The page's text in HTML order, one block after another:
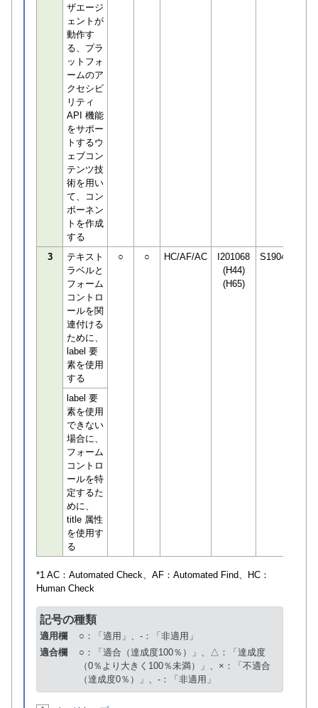
ザエージ
ェントが
動作す
る、プラ
ットフォ
ームのア
クセシビ
リティ
API 機能
をサポー
トするウ
ェブコン
テンツ技
術を用い
て、コン
ポーネン
トを作成
する
3
テキスト
ラベルと
フォーム
コントロ
ールを関
連付ける
ために、
label 要
素を使用
する
○ ○ HC/AF/AC
I201068
(H44)
(H65)
S190498
label 要
素を使用
できない
場合に、
フォーム
コントロ
ールを特
定するた
めに、
title 属性
を使用す
る
*1 AC： Automated Check、AF： Automated Find、HC：
Human Check
記号の種類
適用欄
○：「適用」、-：「非適用」
適合欄
○：「適合（達成度100％）」、△：「達成度
（0％より大きく100％未満）」、×：「不適合
（達成度0％）」、-：「非適用」